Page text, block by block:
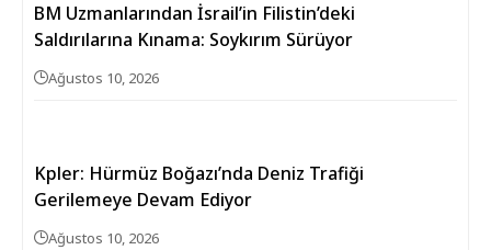
BM Uzmanlarından İsrail’in Filistin’deki
Saldırılarına Kınama: Soykırım Sürüyor
Ağustos 10, 2026
Kpler: Hürmüz Boğazı’nda Deniz Trafiği
Gerilemeye Devam Ediyor
Ağustos 10, 2026